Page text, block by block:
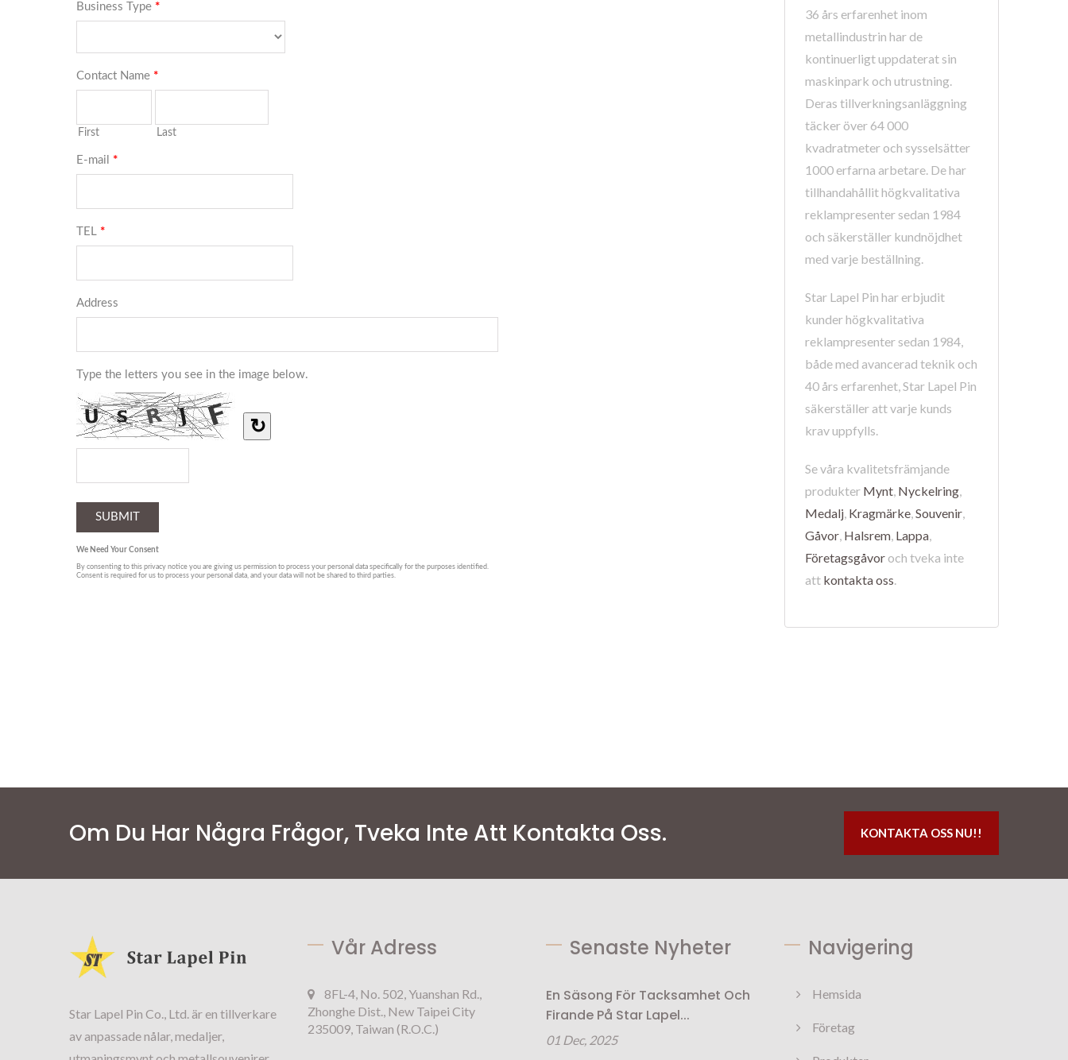
36 års erfarenhet inom
metallindustrin har de
kontinuerligt uppdaterat sin
maskinpark och utrustning.
Deras tillverkningsanläggning
täcker över 64 000
kvadratmeter och sysselsätter
1000 erfarna arbetare. De har
tillhandahållit högkvalitativa
reklampresenter sedan 1984
och säkerställer kundnöjdhet
med varje beställning.
Star Lapel Pin har erbjudit
kunder högkvalitativa
reklampresenter sedan 1984,
både med avancerad teknik och
40 års erfarenhet, Star Lapel Pin
säkerställer att varje kunds
krav uppfylls.
Se våra kvalitetsfrämjande
produkter Mynt, Nyckelring,
Medalj, Kragmärke,Souvenir,
Gåvor, Halsrem, Lappa,
Företagsgåvor och tveka inte
att kontakta oss.
Om Du Har Några Frågor, Tveka Inte Att Kontakta Oss. KONTAKTA OSS NU!!
Star Lapel Pin Co., Ltd. är en tillverkare
av anpassade nålar, medaljer,
Vår Adress
8FL-4, No. 502, Yuanshan Rd.,
Zhonghe Dist., New Taipei City
235009, Taiwan (R.O.C.)
Senaste Nyheter
En Säsong För Tacksamhet Och
Firande På Star Lapel...
01 Dec, 2025
Navigering
Hemsida
Företag